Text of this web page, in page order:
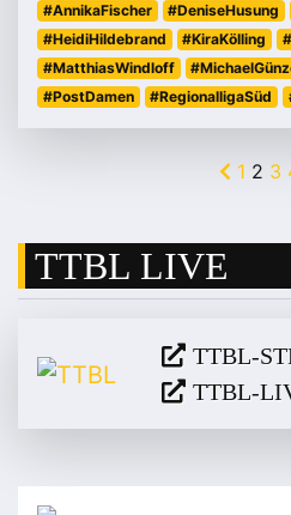
#AnnikaFischer #DeniseHusung
#HeidiHildebrand
#KiraKölling
#MatthiasWindloff
#PostDamen
#RegionalligaSüd
1 2 3
TTBL LIVE
TTBL-
TTBL-